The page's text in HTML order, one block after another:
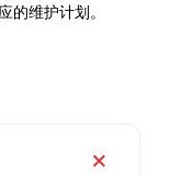
的维护计划。